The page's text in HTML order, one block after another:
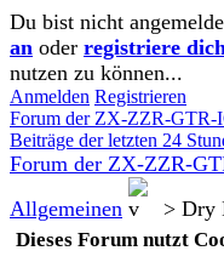
Du bist nicht
an oder registriere
nutzen zu können...
Anmelden Registrieren
Forum der ZX-ZZR-GTR-
Beiträge der letzten 24
Forum der ZX-ZZR-
Allgemeinen
> Dry
Dieses Forum nutzt